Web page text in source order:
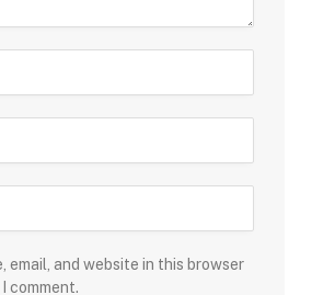
email, and website in this browser
comment.